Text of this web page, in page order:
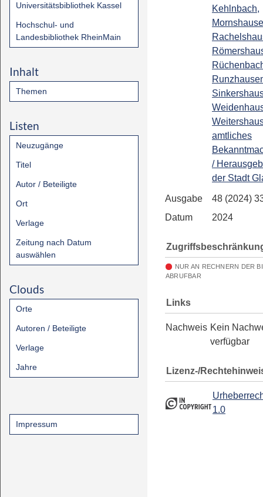
Universitätsbibliothek Kassel
Hochschul- und
Landesbibliothek RheinMain
Inhalt
Themen
Listen
Neuzugänge
Titel
Autor / Beteiligte
Ort
Verlage
Zeitung nach Datum
auswählen
Clouds
Orte
Autoren / Beteiligte
Verlage
Jahre
Impressum
Kehlnbach,
amtliches
/
der Stadt
Ausgabe
48 (2024)
Datum
2024
NUR AN RECHNERN DER
ABRUFBAR
Links
Nachweis Kein
verfügbar
Lizenz-/
1.0